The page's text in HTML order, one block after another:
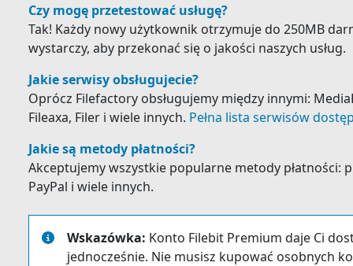
Czy mogę przetestować usługę?
Tak! Każdy nowy użytkownik otrzymuje do 250MB
wystarczy, aby przekonać się o jakości naszych usług.
Jakie serwisy obsługujecie?
Oprócz Filefactory obsługujemy między innymi:
Fileaxa, Filer i wiele innych. Pełna lista serwisów
Jakie są metody płatności?
Akceptujemy wszystkie popularne metody płatności:
PayPal i wiele innych.
Wskazówka: Konto Filebit Premium daje Ci
jednocześnie. Nie musisz kupować osobnych